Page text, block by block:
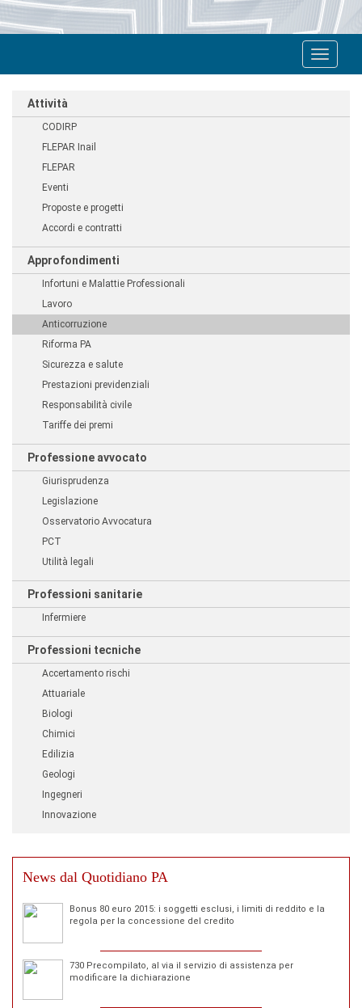
Toggle
Attività
CODIRP
FLEPAR Inail
FLEPAR
Eventi
Proposte e progetti
Accordi e contratti
Approfondimenti
Infortuni e Malattie Professionali
Lavoro
Anticorruzione
Riforma PA
Sicurezza e salute
Prestazioni previdenziali
Responsabilità civile
Tariffe dei premi
Professione avvocato
Giurisprudenza
Legislazione
Osservatorio Avvocatura
PCT
Utilità legali
Professioni sanitarie
Infermiere
Professioni tecniche
Accertamento rischi
Attuariale
Biologi
Chimici
Edilizia
Geologi
Ingegneri
Innovazione
News dal Quotidiano PA
Bonus 80 euro 2015: i soggetti esclusi, i limiti di reddito e la
regola per la concessione del credito
730 Precompilato, al via il servizio di assistenza per
modificare la dichiarazione